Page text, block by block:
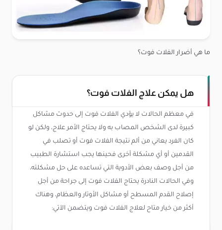
ما هي أضرار الفلات فوت؟
هل يمكن علاج الفلات فوت؟
في معظم الحالات لا يؤدي الفلات فوت إلى حدوث مشاكل
كبيرة لدى الشخص المصاب به ولا يحتاج الأمر علاج، ولكن لو
كان الفرد يعاني من ألم نتيجة الفلات فوت أو تصلب في
القدمين أو أي مشكلة أخرى فحينها يجب استشارة الطبيب
من أجل وصف بعض الأدوية التي تساعده على حل مشكلته،
وفي الحالات النادرة يحتاج الفلات فوت إلى جراحة من أجل
إصلاح القدم المسطح أو مشاكل الأوتار والعظام، وهناك
أكثر من خيار متاح لعلاج الفلات فوت ويتضمن الآتي: